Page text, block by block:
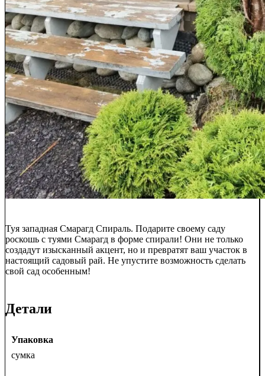
Туя западная Смарагд Спираль. Подарите своему саду
роскошь с туями Смарагд в форме спирали! Они не только
создадут изысканный акцент, но и превратят ваш участок в
настоящий садовый рай. Не упустите возможность сделать
свой сад особенным!
Детали
Упаковка
сумка